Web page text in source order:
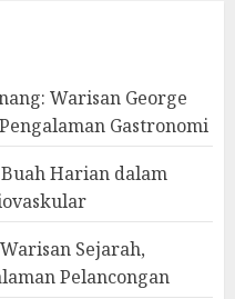
Warisan George
Gastronomi
Harian dalam
Sejarah,
Pelancongan